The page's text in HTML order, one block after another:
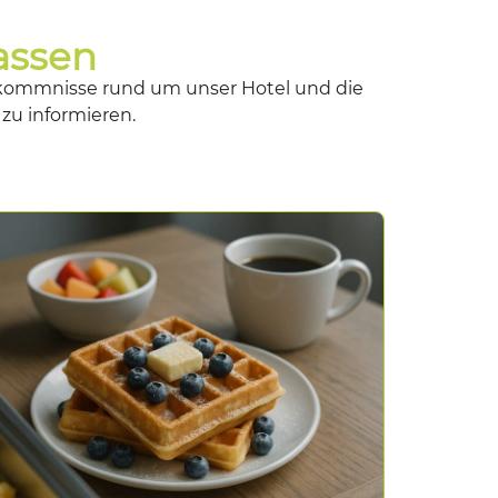
rund um unser Hotel und die
informieren.